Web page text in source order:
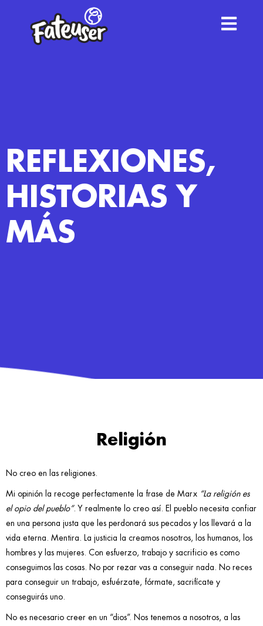
REFLEXIONES,
HISTORIAS Y
MÁS
Religión
No creo en las religiones.
Mi opinión la recoge perfectamente la frase de Marx “La religión es
el opio del pueblo”. Y realmente lo creo así. El pueblo necesita confiar
en una persona justa que les perdonará sus pecados y los llevará a la
vida eterna. Mentira. La justicia la creamos nosotros, los humanos, los
hombres y las mujeres. Con esfuerzo, trabajo y sacrificio es como
conseguimos las cosas. No por rezar vas a conseguir nada. No reces
para conseguir un trabajo, esfuérzate, fórmate, sacrifícate y
conseguirás uno.
No es necesario creer en un “dios”. Nos tenemos a nosotros, a las